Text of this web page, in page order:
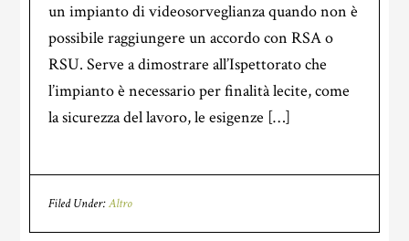
un impianto di videosorveglianza quando non è
possibile raggiungere un accordo con RSA o
RSU. Serve a dimostrare all’Ispettorato che
l’impianto è necessario per finalità lecite, come
la sicurezza del lavoro, le esigenze […]
Filed Under:Altro